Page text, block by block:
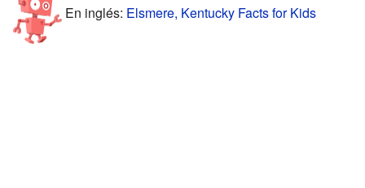
En inglés: Elsmere, Kentucky Facts for Kids